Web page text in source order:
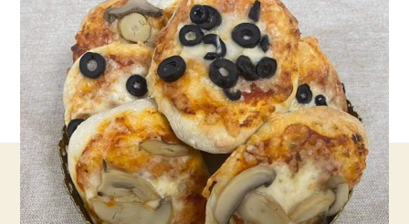
–
מאפי
פיצה
וזעתר
קטנים
ומטריפים